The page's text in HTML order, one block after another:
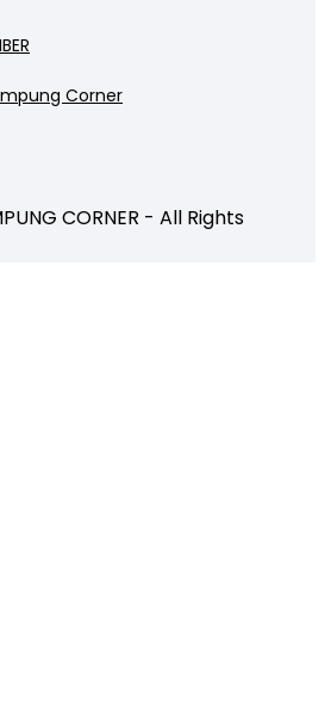
Corner
CORNER - All Rights